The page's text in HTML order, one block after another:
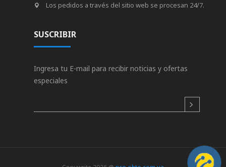
Los pedidos a través del sitio web se procesan 24/7.
SUSCRIBIR
Ingresa tu E-mail para recibir noticias y ofertas
especiales